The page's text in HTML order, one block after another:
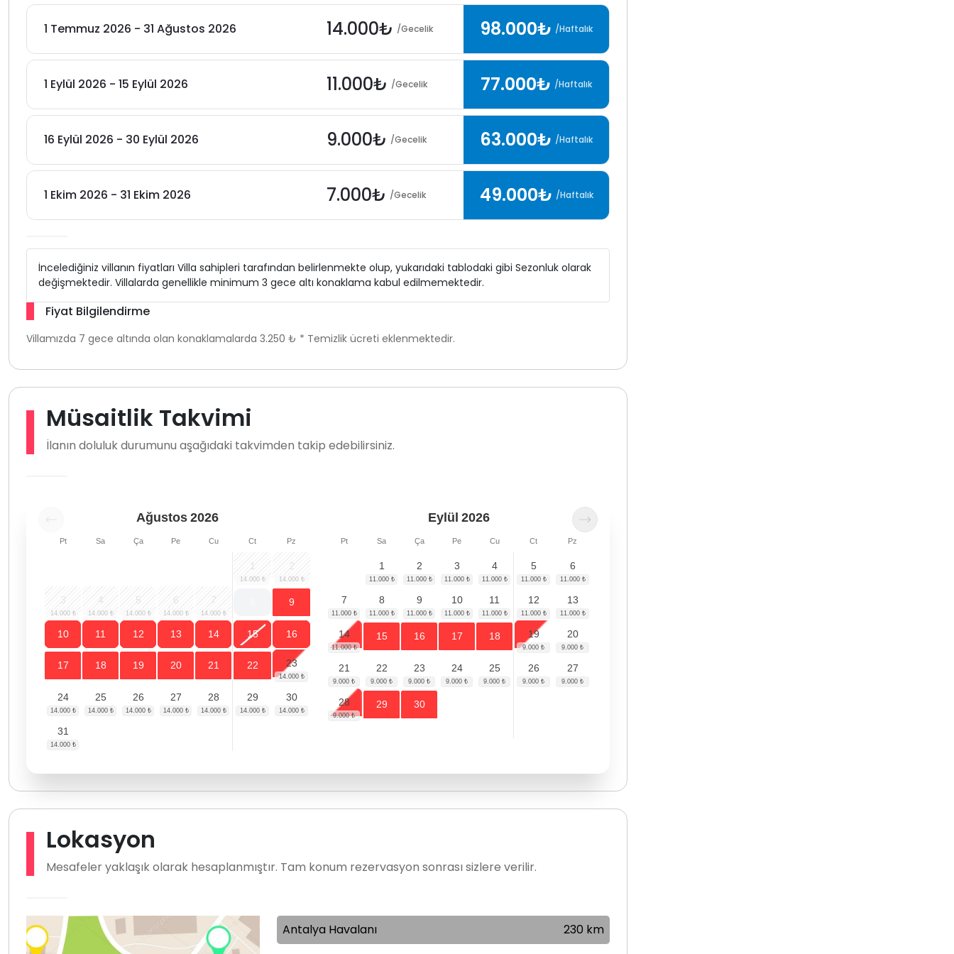
1 Temmuz 2026 - 31 Ağustos 2026 14.000₺ /Gecelik 98.000₺ /Haftalık
1 Eylül 2026 - 15 Eylül 2026 11.000₺ /Gecelik 77.000₺ /Haftalık
16 Eylül 2026 - 30 Eylül 2026 9.000₺ /Gecelik 63.000₺ /Haftalık
1 Ekim 2026 - 31 Ekim 2026 7.000₺ /Gecelik 49.000₺ /Haftalık
İncelediğiniz villanın fiyatları Villa sahipleri tarafından belirlenmekte olup, yukarıdaki tablodaki gibi Sezonluk olarak
değişmektedir. Villalarda genellikle minimum 3 gece altı konaklama kabul edilmemektedir.
Fiyat Bilgilendirme
Villamızda 7 gece altında olan konaklamalarda 3.250 ₺ * Temizlik ücreti eklenmektedir.
Müsaitlik Takvimi
İlanın doluluk durumunu aşağıdaki takvimden takip edebilirsiniz.
Ağustos 2026
Pt Sa Ça Pe Cu Ct Pz
1 2
3 4 5 6 7 9
10 11 12 13 14 15 16
17 18 19 20 21 22 23
24 25 26 27 28 29 30
31
Eylül 2026
Pt Sa Ça Pe Cu Ct Pz
1 2 3 4 5 6
7 8 9 10 11 12 13
14 15 16 17 18 19 20
21 22 23 24 25 26 27
28 29 30
Lokasyon
Mesafeler yaklaşık olarak hesaplanmıştır. Tam konum rezervasyon sonrası sizlere verilir.
Antalya Havalanı 230 km